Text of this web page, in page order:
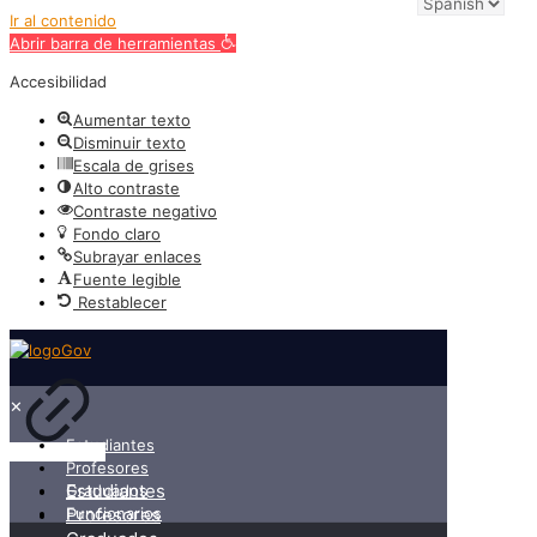
Ir al contenido
Abrir barra de herramientas
Accesibilidad
Aumentar texto
Disminuir texto
Escala de grises
Alto contraste
Contraste negativo
Fondo claro
Subrayar enlaces
Fuente legible
Restablecer
✕
Estudiantes
Profesores
Graduados
Funcionarios
Estudiantes
Profesores